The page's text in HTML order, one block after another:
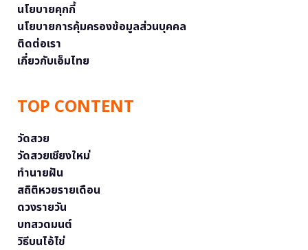
นโยบายคุกกี้
นโยบายการคุ้มครองข้อมูลส่วนบุคคล
ติดต่อเรา
เกี่ยวกับเอ็มไทย
TOP CONTENT
วัดสวย
วัดสวยเชียงใหม่
ทำนายฝัน
สถิติหวยรายเดือน
ดวงรายวัน
บทสวดมนต์
วิธีบนไอ้ไข่